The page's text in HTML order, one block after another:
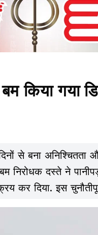
बम किया गया
से बना अनिश्चितता
निरोधक दस्ते ने
कर दिया. इस
गया.